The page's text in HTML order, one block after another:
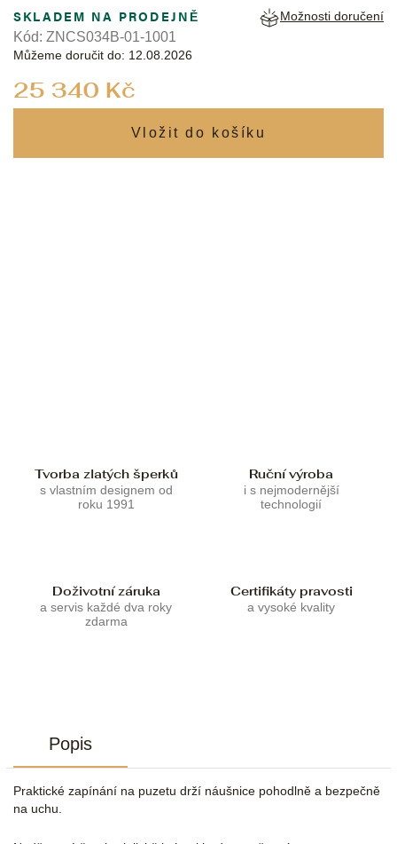
25 340 Kč
SKLADEM NA PRODEJNĚ
Můžeme doručit do: 12.08.2026
Možnosti doručení
Kód: ZNCS034B-01-1001
Tvorba zlatých šperků
s vlastním designem od
roku 1991
Ruční výroba
i s nejmodernější
technologií
Doživotní záruka
a servis každé dva roky
zdarma
Certifikáty pravosti
a vysoké kvality
Popis
Praktické zapínání na puzetu drží náušnice pohodlně a bezpečně
na uchu.